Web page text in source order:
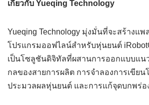
เกี่ยวกับ Yueqing Technology
Yueqing Technology มุ่งมั่นที่จะสร้างแ
โปรแกรมออฟไลน์สำหรับหุ่นยนต์
เป็นโซลูชันดิจิทัลที่ผสานการออกแบบแน
กลของสายการผลิต การจำลองการเขียน
ประมวลผลหุ่นยนต์ และการแก้จุดบกพร่อ